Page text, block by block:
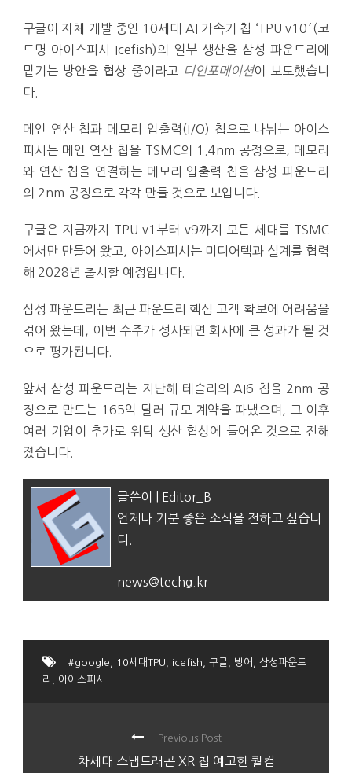
구글이 자체 개발 중인 10세대 AI 가속기 칩 ‘TPU v10′(코
드명 아이스피시 Icefish)의 일부 생산을 삼성 파운드리에
맡기는 방안을 협상 중이라고 디인포메이션이 보도했습니
다.
메인 연산 칩과 메모리 입출력(I/O) 칩으로 나뉘는 아이스
피시는 메인 연산 칩을 TSMC의 1.4nm 공정으로, 메모리
와 연산 칩을 연결하는 메모리 입출력 칩을 삼성 파운드리
의 2nm 공정으로 각각 만들 것으로 보입니다.
구글은 지금까지 TPU v1부터 v9까지 모든 세대를 TSMC
에서만 만들어 왔고, 아이스피시는 미디어텍과 설계를 협력
해 2028년 출시할 예정입니다.
삼성 파운드리는 최근 파운드리 핵심 고객 확보에 어려움을
겪어 왔는데, 이번 수주가 성사되면 회사에 큰 성과가 될 것
으로 평가됩니다.
앞서 삼성 파운드리는 지난해 테슬라의 AI6 칩을 2nm 공
정으로 만드는 165억 달러 규모 계약을 따냈으며, 그 이후
여러 기업이 추가로 위탁 생산 협상에 들어온 것으로 전해
졌습니다.
글쓴이 | Editor_B
언제나 기분 좋은 소식을 전하고 싶습니
다.
news@techg.kr
#google 10세대TPU icefish 구글 빙어
삼성파운드
리
아이스피시
Previous Post
차세대 스냅드래곤 XR 칩 예고한 퀄컴